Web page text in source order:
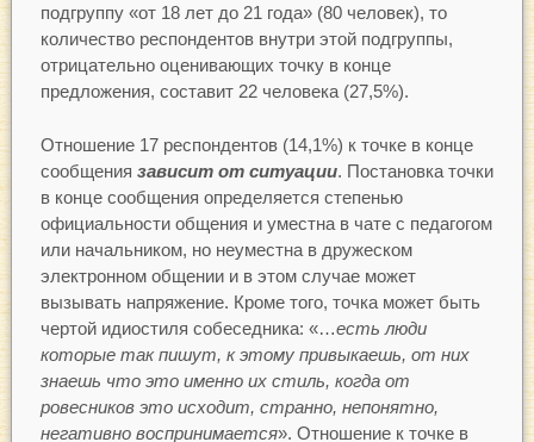
подгруппу «от 18 лет до 21 года» (80 человек), то
количество респондентов внутри этой подгруппы,
отрицательно оценивающих точку в конце
предложения, составит 22 человека (27,5%).
Отношение 17 респондентов (14,1%) к точке в конце
сообщения зависит от ситуации. Постановка точки
в конце сообщения определяется степенью
официальности общения и уместна в чате с педагогом
или начальником, но неуместна в дружеском
электронном общении и в этом случае может
вызывать напряжение. Кроме того, точка может быть
чертой идиостиля собеседника: «…есть люди
которые так пишут, к этому привыкаешь, от них
знаешь что это именно их стиль, когда от
ровесников это исходит, странно, непонятно,
негативно воспринимается». Отношение к точке в